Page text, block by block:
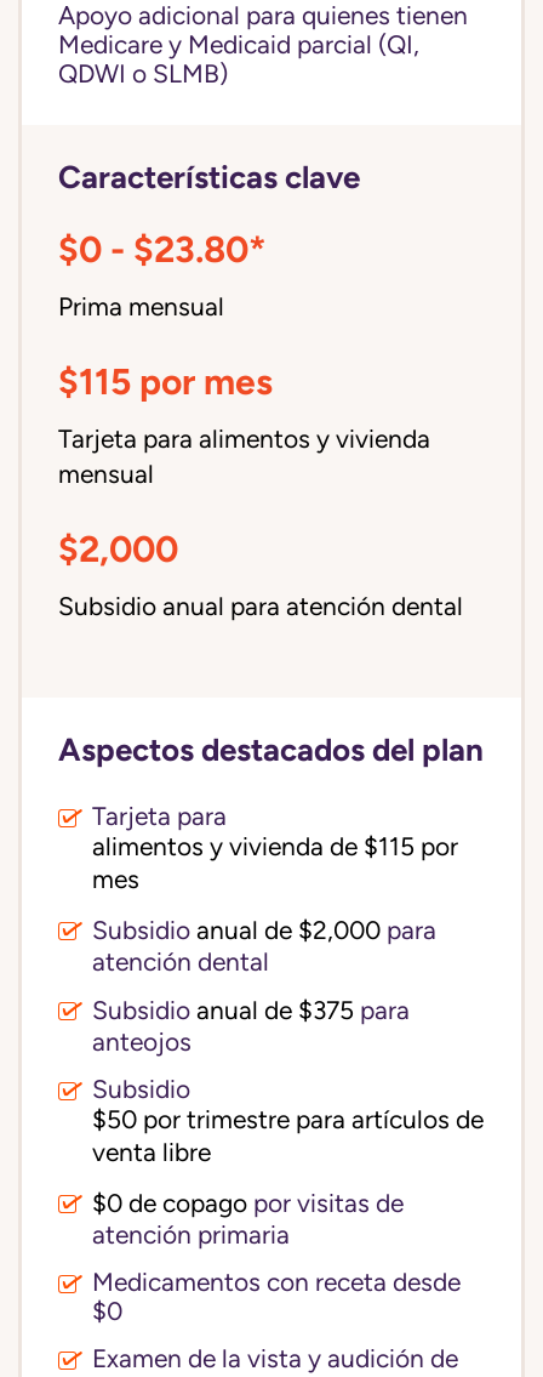
Apoyo adicional para quienes tienen
Medicare y Medicaid parcial (QI,
QDWI o SLMB)
Características clave
$0 - $23.80*
Prima mensual
$115 por mes
Tarjeta para alimentos y vivienda
mensual
$2,000
Subsidio anual para atención dental
Aspectos destacados del plan
Tarjeta para
alimentos y vivienda de $115 por
mes
Subsidio anual de $2,000 para
atención dental
Subsidio anual de $375 para
anteojos
Subsidio
$50 por trimestre para artículos de
venta libre
$0 de copago por visitas de
atención primaria
Medicamentos con receta desde
$0
Examen de la vista y audición de